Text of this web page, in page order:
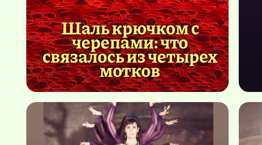
Шаль крючком с
черепами: что
связалось из четырех
мотков